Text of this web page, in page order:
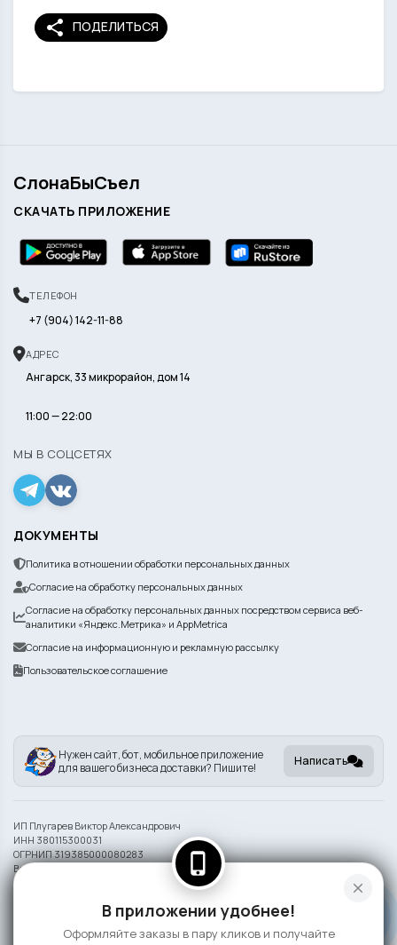
share ПОДЕЛИТЬСЯ
СлонаБыСъел
СКАЧАТЬ ПРИЛОЖЕНИЕ
ТЕЛЕФОН
+7 (904) 142-11-88
АДРЕС
Ангарск, 33 микрорайон, дом 14
11:00 — 22:00
МЫ В СОЦСЕТЯХ
ДОКУМЕНТЫ
Политика в отношении обработки персональных данных
Согласие на обработку персональных данных
Согласие на обработку персональных данных посредством сервиса веб-
аналитики «Яндекс.Метрика» и AppMetrica
Согласие на информационную и рекламную рассылку
Пользовательское соглашение
Нужен сайт, бот, мобильное приложение
для вашего бизнеса доставки? Пишите!
Написать
ИП Плугарев Виктор Александрович
ИНН 380115300031
ОГРНИП 319385000080283
Внешний вид блюд может отличаться от представленного на фото.
Информация на сайте носит справочный характер и не является публичной
2026 СлонаБыСъел
close
phone_iphone
В приложении удобнее!
Оформляйте заказы в пару кликов и получайте